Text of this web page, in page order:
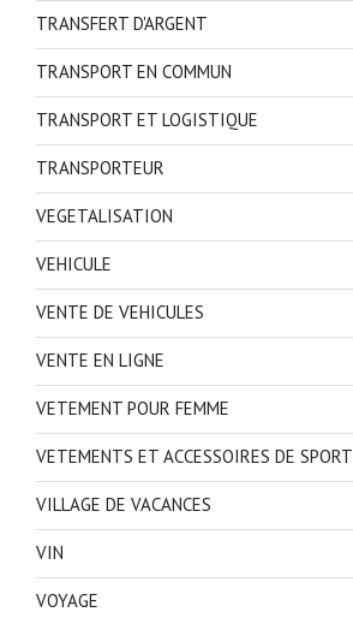
TRANSFERT D'ARGENT
TRANSPORT EN COMMUN
TRANSPORT ET LOGISTIQUE
TRANSPORTEUR
VEGETALISATION
VEHICULE
VENTE DE VEHICULES
VENTE EN LIGNE
VETEMENT POUR FEMME
VETEMENTS ET ACCESSOIRES DE SPORT
VILLAGE DE VACANCES
VIN
VOYAGE